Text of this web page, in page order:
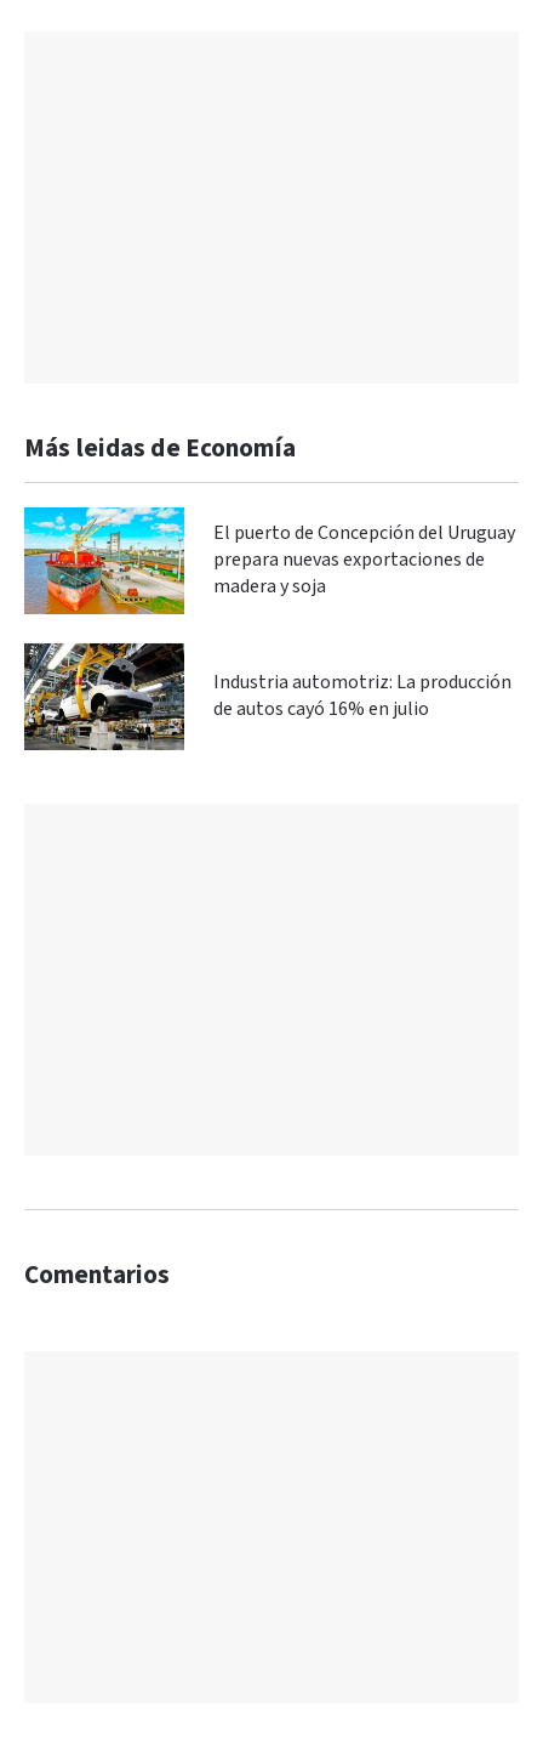
Más leidas de Economía
El puerto de Concepción del Uruguay
prepara nuevas exportaciones de
madera y soja
Industria automotriz: La producción
de autos cayó 16% en julio
Comentarios